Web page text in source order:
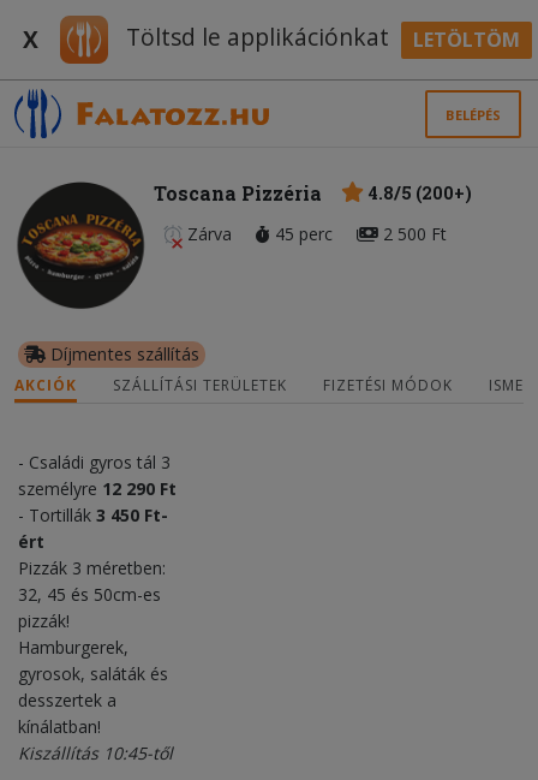
X Töltsd le applikációnkat LETÖLTÖM
BELÉPÉS
Toscana Pizzéria
4.8/5 (200+)
Zárva
45 perc 2 500 Ft
Díjmentes szállítás
AKCIÓK SZÁLLÍTÁSI TERÜLETEK FIZETÉSI MÓDOK
- Családi gyros tál 3
személyre 12 290 Ft
- Tortillák 3 450 Ft-
ért
Pizzák 3 méretben:
32, 45 és 50cm-es
pizzák!
Hamburgerek,
gyrosok, saláták és
desszertek a
kínálatban!
Kiszállítás 10:45-től